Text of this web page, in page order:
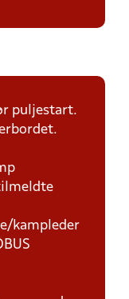
puljestart.
kampleder